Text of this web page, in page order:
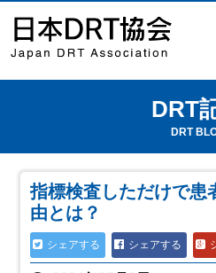
DRT
DRT
指標検査しただけで患
由とは？
シェアする シェアする